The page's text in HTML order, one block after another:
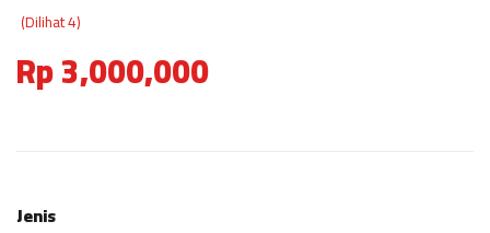
(Dilihat 4)
Rp 3,000,000
Jenis